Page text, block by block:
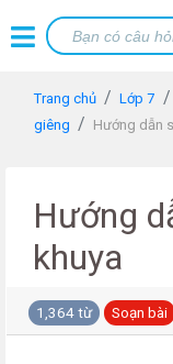
Trang chủ Lớp 7
giêng
Hướng dẫn
Hướng
khuya
1,364 từ Soạn bài